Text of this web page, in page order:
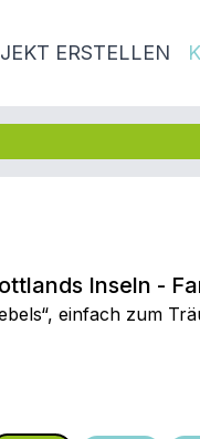
ERSTELLEN
Inseln -
einfach zum